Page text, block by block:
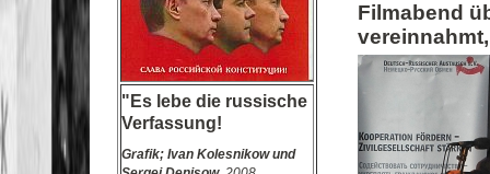
Filmabend
"Es lebe die russische
Verfassung!
Grafik; Ivan Kolesnikow und